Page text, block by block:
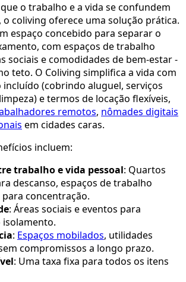
o trabalho e a vida se confundem
coliving oferece uma solução prática.
espaço concebido para separar o
com espaços de trabalho
sociais e comodidades de bem-estar -
teto. O Coliving simplifica a vida com
(cobrindo aluguel, serviços
e termos de locação flexíveis,
remotos, nômades digitais
em cidades caras.
incluem:
trabalho e vida pessoal: Quartos
descanso, espaços de trabalho
concentração.
: Áreas sociais e eventos para
: Espaços mobilados, utilidades
compromissos a longo prazo.
: Uma taxa fixa para todos os itens